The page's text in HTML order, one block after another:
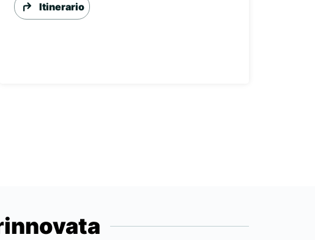
Itinerario